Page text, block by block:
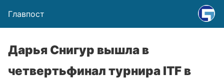
Главпост
Дарья Снигур вышла в
четвертьфинал турнира ITF в